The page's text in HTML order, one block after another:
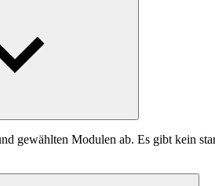
gewählten Modulen ab. Es gibt kein